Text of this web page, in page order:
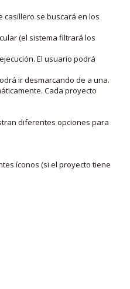
casillero se buscará en los
(el sistema filtrará los
El usuario podrá
ir desmarcando de a una.
Cada proyecto
diferentes opciones para
íconos (si el proyecto tiene